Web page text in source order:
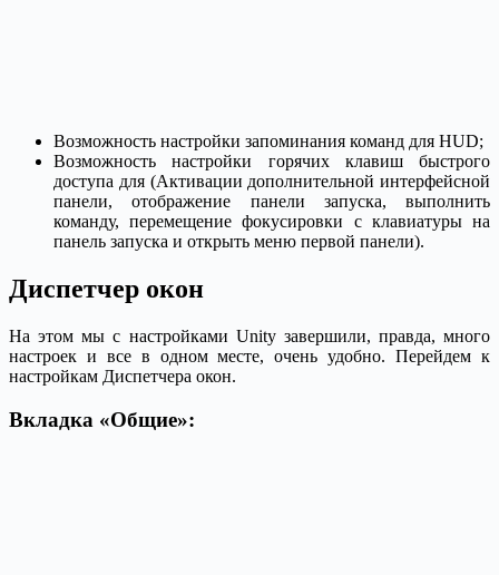
Возможность настройки запоминания команд для HUD;
Возможность настройки горячих клавиш быстрого
доступа для (Активации дополнительной интерфейсной
панели, отображение панели запуска, выполнить
команду, перемещение фокусировки с клавиатуры на
панель запуска и открыть меню первой панели).
Диспетчер окон
На этом мы с настройками Unity завершили, правда, много
настроек и все в одном месте, очень удобно. Перейдем к
настройкам Диспетчера окон.
Вкладка «Общие»: